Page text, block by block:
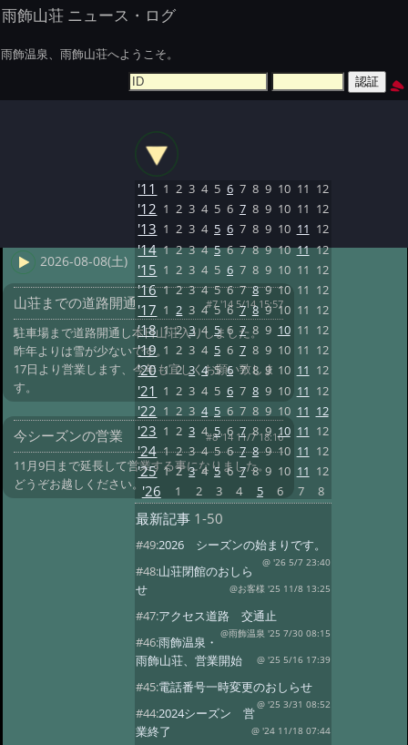
雨飾山荘 ニュース・ログ
雨飾温泉、雨飾山荘へようこそ。
2026-08-08(土)
山荘までの道路開通 #7 '14 5/14 15:57
駐車場まで道路開通し本日山荘入りしました。
昨年よりは雪が少ないです。
17日より営業します、今年も宜しくお願い致しま
す。
今シーズンの営業 #8 '14 11/7 18:16
11月9日まで延長して営業する事になりました。
どうぞお越しください。
'11 1 2 3 4 5 6 7 8 9 10 11 12
'12 1 2 3 4 5 6 7 8 9 10 11 12
'13 1 2 3 4 5 6 7 8 9 10 11 12
'14 1 2 3 4 5 6 7 8 9 10 11 12
'15 1 2 3 4 5 6 7 8 9 10 11 12
'16 1 2 3 4 5 6 7 8 9 10 11 12
'17 1 2 3 4 5 6 7 8 9 10 11 12
'18 1 2 3 4 5 6 7 8 9 10 11 12
'19 1 2 3 4 5 6 7 8 9 10 11 12
'20 1 2 3 4 5 6 7 8 9 10 11 12
'21 1 2 3 4 5 6 7 8 9 10 11 12
'22 1 2 3 4 5 6 7 8 9 10 11 12
'23 1 2 3 4 5 6 7 8 9 10 11 12
'24 1 2 3 4 5 6 7 8 9 10 11 12
'25 1 2 3 4 5 6 7 8 9 10 11 12
'26 1 2 3 4 5 6 7 8
最新記事 1-50
#49:2026 シーズンの始まりです。
@ '26 5/7 23:40
#48:山荘閉館のおしら
せ
@お客様 '25 11/8 13:25
#47:アクセス道路 交通止
@雨飾温泉 '25 7/30 08:15
#46:雨飾温泉・
雨飾山荘、営業開始
@ '25 5/16 17:39
#45:電話番号一時変更のおしらせ
@ '25 3/31 08:52
#44:2024シーズン 営
業終了
@ '24 11/18 07:44